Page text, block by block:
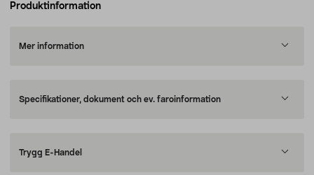
Produktinformation
Mer information
Specifikationer, dokument och ev. faroinformation
Trygg E-Handel